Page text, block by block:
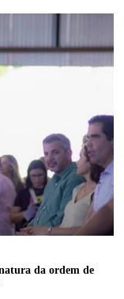
da ordem de